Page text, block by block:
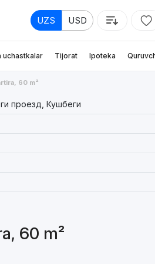
UZS USD
uchastkalar Tijorat Ipoteka
60 m²
проезд, Кушбеги
60 m²